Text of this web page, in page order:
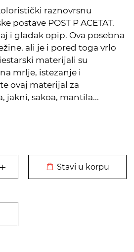
raznovrsnu
postave POST P ACETAT.
i gladak opip. Ova posebna
ali je i pored toga vrlo
materijali su
mrlje, istezanje i
ovaj materijal za
jakni, sakoa, mantila...
Stavi u korpu